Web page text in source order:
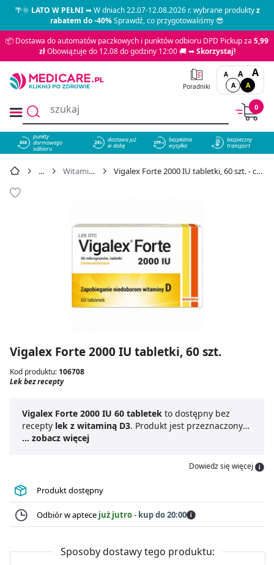
🌴🌞LATO W PEŁNI➡ W dniach 22.07-12.08.2026 r. wybrane produktyz
rabatem do -40%Sprawdź, co przygotowaliśmy 😎
📦 Dostawa do automatów paczkowych i punktów odbioru DPD Pickup za 5,99
złObowiązuje do 12.08 do godziny 12:00 🚚 ➡Skorzystaj!
Poradniki
A A A
A A
0
858
punkty
darmowego
odbioru
dostawa już
w dobę
bezpłatna
wysyłka
bezpieczny
transport
Witamina D Vigalex Forte 2000 IU tabletki, 60 szt. - cena 20,89 zł
Vigalex Forte 2000 IU tabletki, 60 szt.
Kod produktu: 106708
Lek bez recepty
Vigalex Forte 2000 IU 60 tabletek to dostępny bez
recepty lek z witaminą D3. Produkt jest przeznaczony
dla dzieci od 11. roku życia oraz osób dorosłych.
specjalistą także przez kobiety planujące ciążę, w ciąży
cholekalcyferol wspiera prawidłowe tworzenie kości i
pomaga w utrzymaniu odporności organizmu. Lek
znajduje zastosowanie głównie w zapobieganiu
krzywicy i osteomalacji. Ma postać małych tabletek,
jest odpowiedni dla wegetarian.
... zobacz więcej
Dowiedz się więcej
Produkt dostępny
Odbiór w aptece już jutro- kup do 20:00
Sposoby dostawy tego produktu: